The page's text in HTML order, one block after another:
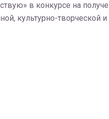
в конкурсе на
культурно-творческой